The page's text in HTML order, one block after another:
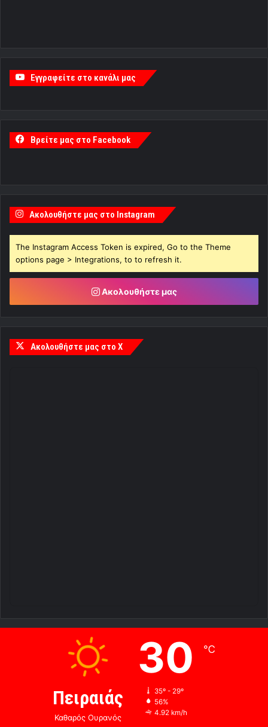
Εγγραφείτε στο κανάλι μας
Βρείτε μας στο Facebook
Ακολουθήστε μας στο Instagram
The Instagram Access Token is expired, Go to the Theme
options page > Integrations, to to refresh it.
Ακολουθήστε μας
Ακολουθήστε μας στο X
Πειραιάς
Καθαρός Ουρανός
30 ℃
35º - 29º
56%
4.92 km/h